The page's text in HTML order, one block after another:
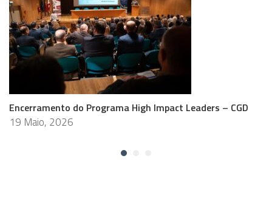
Encerramento do Programa High Impact Leaders – CGD
19 Maio, 2026